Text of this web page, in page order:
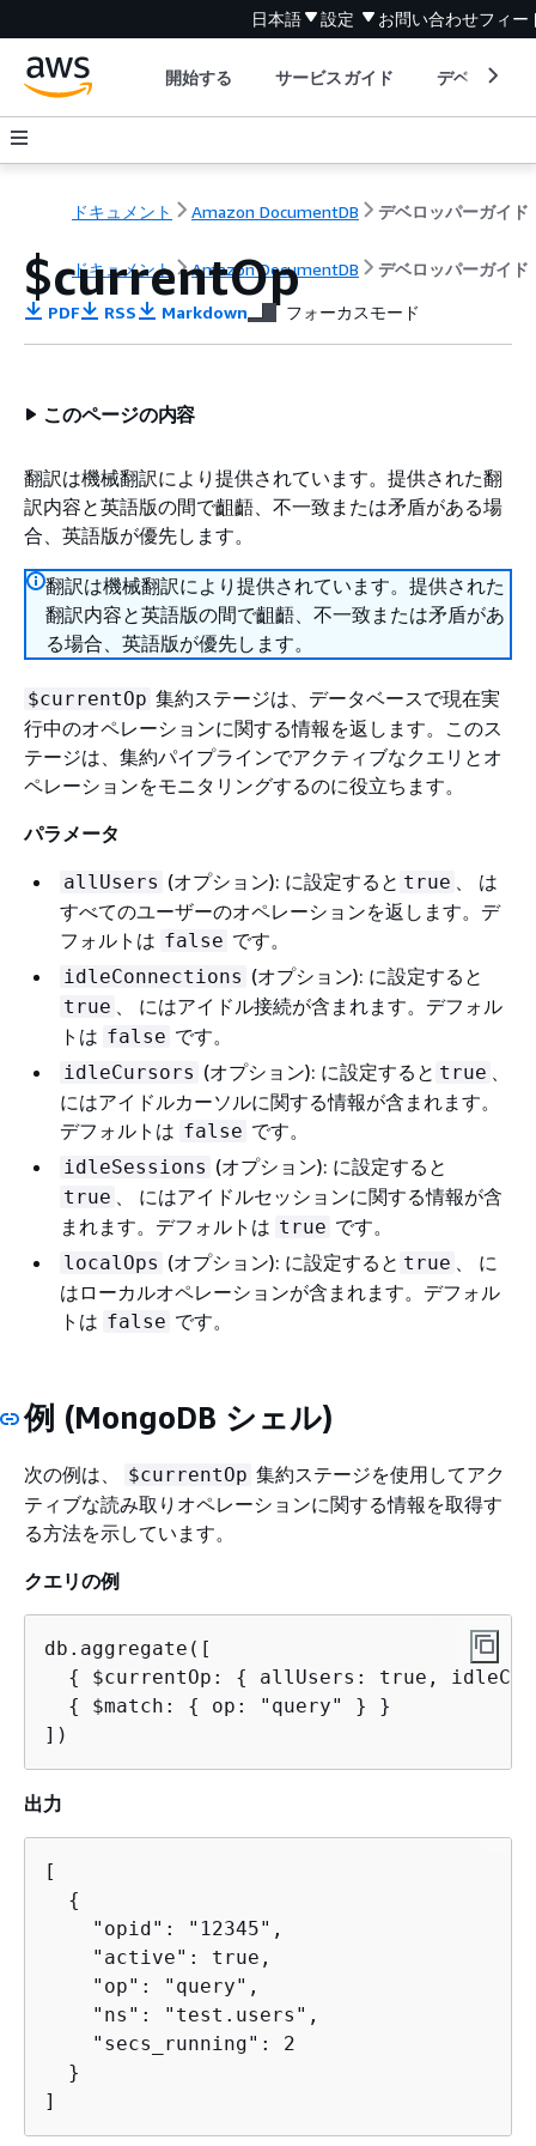
日本語 設定 お問い合わせフィー
開始する サービスガイド デベロッパ
ドキュメント Amazon DocumentDB デベロッパーガイド
ドキュメント Amazon DocumentDB デベロッパーガイド
$currentOp
PDF RSS Markdown フォーカスモード
このページの内容
翻訳は機械翻訳により提供されています。提供された翻
訳内容と英語版の間で齟齬、不一致または矛盾がある場
合、英語版が優先します。
翻訳は機械翻訳により提供されています。提供された
翻訳内容と英語版の間で齟齬、不一致または矛盾があ
る場合、英語版が優先します。
$currentOp 集約ステージは、データベースで現在実
行中のオペレーションに関する情報を返します。このス
テージは、集約パイプラインでアクティブなクエリとオ
ペレーションをモニタリングするのに役立ちます。
パラメータ
allUsers (オプション): に設定すると true 、 は
すべてのユーザーのオペレーションを返します。デ
フォルトは false です。
idleConnections (オプション): に設定すると
true 、 にはアイドル接続が含まれます。デフォル
トは false です。
idleCursors (オプション): に設定すると true 、
にはアイドルカーソルに関する情報が含まれます。
デフォルトは false です。
idleSessions (オプション): に設定すると
true 、 にはアイドルセッションに関する情報が含
まれます。デフォルトは true です。
localOps (オプション): に設定すると true 、 に
はローカルオペレーションが含まれます。デフォル
トは false です。
例 (MongoDB シェル)
次の例は、 $currentOp 集約ステージを使用してアク
ティブな読み取りオペレーションに関する情報を取得す
る方法を示しています。
クエリの例
db.aggregate([
{
$currentOp: {
allUsers: true,
{
$match: {
op: "query" } }
])
出力
[
{
    "opid": "12345",
    "active": true,
    "op": "query",
    "ns": "test.users",
    "secs_running": 2
  }
]